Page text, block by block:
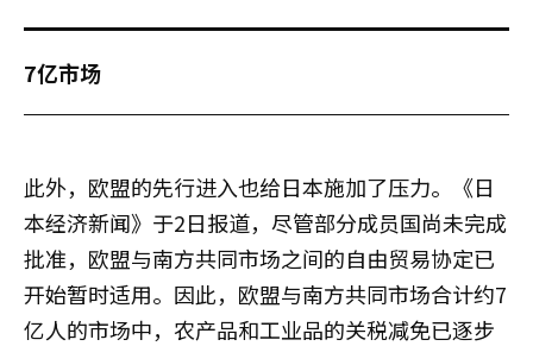
7亿市场
此外，欧盟的先行进入也给日本施加了压力。《日
本经济新闻》于2日报道，尽管部分成员国尚未完成
批准，欧盟与南方共同市场之间的自由贸易协定已
开始暂时适用。因此，欧盟与南方共同市场合计约7
亿人的市场中，农产品和工业品的关税减免已逐步